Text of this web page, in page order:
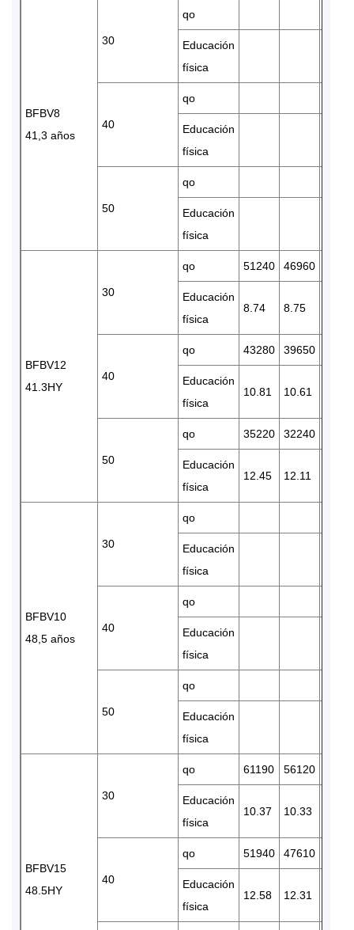
BFBV8
41,3 años
30
qo
Educación
física
40
qo
Educación
física
50
qo
Educación
física
BFBV12
41.3HY
30
qo 51240 46960
Educación
física
8.74 8.75
40
qo 43280 39650
Educación
física
10.81 10.61
50
qo 35220 32240
Educación
física
12.45 12.11
BFBV10
48,5 años
30
qo
Educación
física
40
qo
Educación
física
50
qo
Educación
física
BFBV15
48.5HY
30
qo 61190 56120
Educación
física
10.37 10.33
40
qo 51940 47610
Educación
física
12.58 12.31